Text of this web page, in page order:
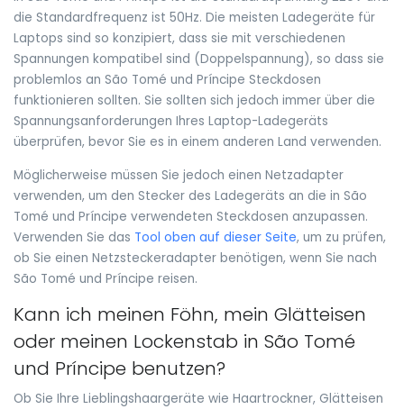
die Standardfrequenz ist 50Hz. Die meisten Ladegeräte für
Laptops sind so konzipiert, dass sie mit verschiedenen
Spannungen kompatibel sind (Doppelspannung), so dass sie
problemlos an São Tomé und Príncipe Steckdosen
funktionieren sollten. Sie sollten sich jedoch immer über die
Spannungsanforderungen Ihres Laptop-Ladegeräts
überprüfen, bevor Sie es in einem anderen Land verwenden.
Möglicherweise müssen Sie jedoch einen Netzadapter
verwenden, um den Stecker des Ladegeräts an die in São
Tomé und Príncipe verwendeten Steckdosen anzupassen.
Verwenden Sie das Tool oben auf dieser Seite, um zu prüfen,
ob Sie einen Netzsteckeradapter benötigen, wenn Sie nach
São Tomé und Príncipe reisen.
Kann ich meinen Föhn, mein Glätteisen
oder meinen Lockenstab in São Tomé
und Príncipe benutzen?
Ob Sie Ihre Lieblingshaargeräte wie Haartrockner, Glätteisen